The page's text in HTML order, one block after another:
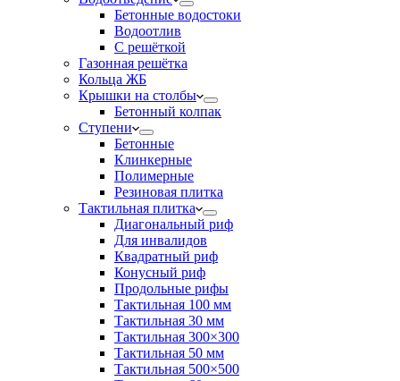
Бетонные водостоки
Водоотлив
С решёткой
Газонная решётка
Кольца ЖБ
Крышки на столбы
Бетонный колпак
Ступени
Бетонные
Клинкерные
Полимерные
Резиновая плитка
Тактильная плитка
Диагональный риф
Для инвалидов
Квадратный риф
Конусный риф
Продольные рифы
Тактильная 100 мм
Тактильная 30 мм
Тактильная 300×300
Тактильная 50 мм
Тактильная 500×500